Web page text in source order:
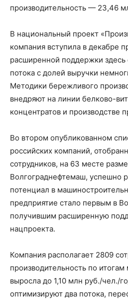
производительность — 23,46
В национальный проект
компания вступила в декабре
расширенной поддержки здесь
потока с долей выручки
Методики бережливого
внедряют на линии белково-
концентратов и производстве
Во втором опубликованном
российских компаний,
сотрудников, на 63 месте
Волгограднефтемаш, успешно
потенциал в
предприятие стало первым в
получившим расширенную
нацпроекта.
Компания располагает 2809
производительность по
выросла до 1,10 млн руб./чел./
оптимизируют два потока,